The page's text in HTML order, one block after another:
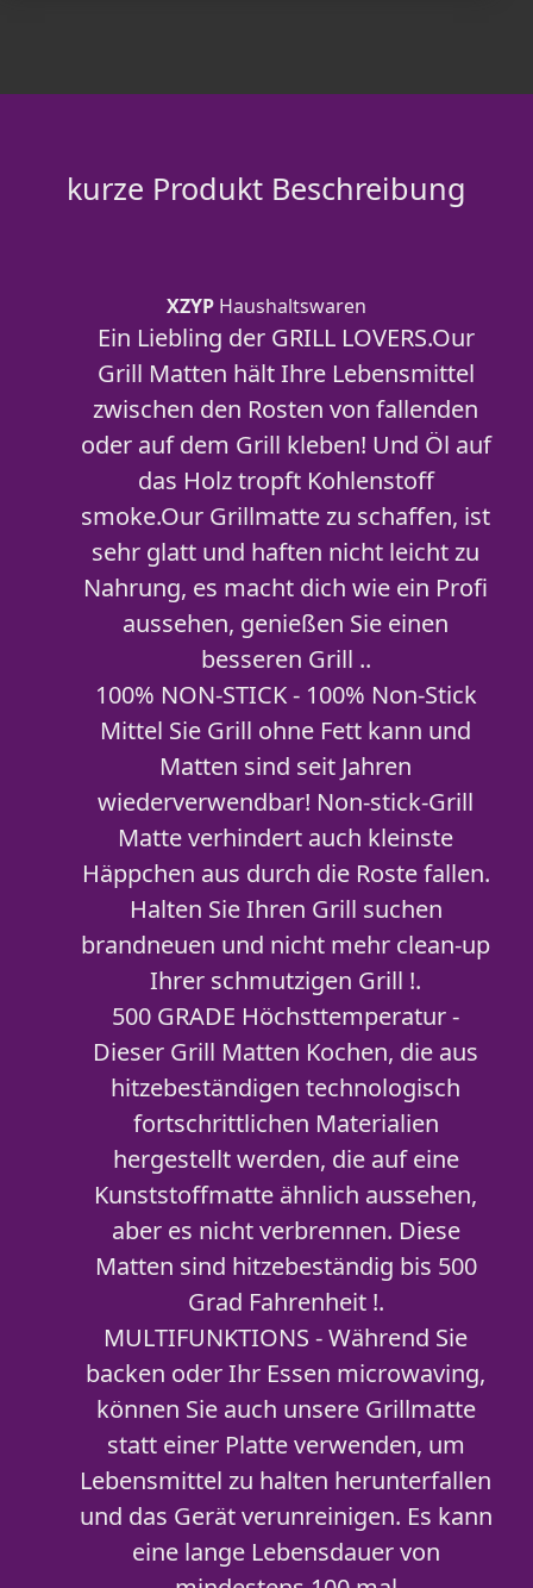
kurze Produkt Beschreibung
XZYP Haushaltswaren
Ein Liebling der GRILL LOVERS.Our
Grill Matten hält Ihre Lebensmittel
zwischen den Rosten von fallenden
oder auf dem Grill kleben! Und Öl auf
das Holz tropft Kohlenstoff
smoke.Our Grillmatte zu schaffen, ist
sehr glatt und haften nicht leicht zu
Nahrung, es macht dich wie ein Profi
aussehen, genießen Sie einen
besseren Grill ..
100% NON-STICK - 100% Non-Stick
Mittel Sie Grill ohne Fett kann und
Matten sind seit Jahren
wiederverwendbar! Non-stick-Grill
Matte verhindert auch kleinste
Häppchen aus durch die Roste fallen.
Halten Sie Ihren Grill suchen
brandneuen und nicht mehr clean-up
Ihrer schmutzigen Grill !.
500 GRADE Höchsttemperatur -
Dieser Grill Matten Kochen, die aus
hitzebeständigen technologisch
fortschrittlichen Materialien
hergestellt werden, die auf eine
Kunststoffmatte ähnlich aussehen,
aber es nicht verbrennen. Diese
Matten sind hitzebeständig bis 500
Grad Fahrenheit !.
MULTIFUNKTIONS - Während Sie
backen oder Ihr Essen microwaving,
können Sie auch unsere Grillmatte
statt einer Platte verwenden, um
Lebensmittel zu halten herunterfallen
und das Gerät verunreinigen. Es kann
eine lange Lebensdauer von